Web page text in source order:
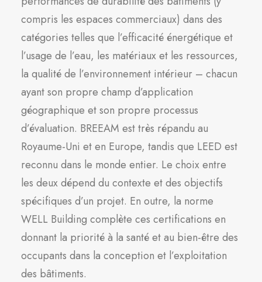
compris les espaces commerciaux) dans des
catégories telles que l’efficacité énergétique et
l’usage de l’eau, les matériaux et les ressources,
la qualité de l’environnement intérieur – chacun
ayant son propre champ d’application
géographique et son propre processus
d’évaluation. BREEAM est très répandu au
Royaume-Uni et en Europe, tandis que LEED est
reconnu dans le monde entier. Le choix entre
les deux dépend du contexte et des objectifs
spécifiques d’un projet. En outre, la norme
WELL Building complète ces certifications en
donnant la priorité à la santé et au bien-être des
occupants dans la conception et l’exploitation
des bâtiments.